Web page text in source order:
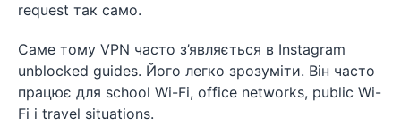
request так само.
Саме тому VPN часто з’являється в Instagram
unblocked guides. Його легко зрозуміти. Він часто
працює для school Wi-Fi, office networks, public Wi-
Fi і travel situations.